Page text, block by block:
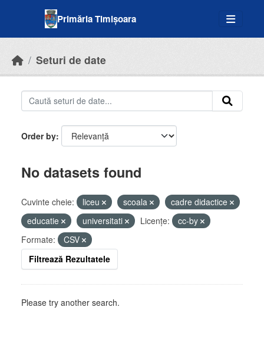
Primăria Timișoara
Seturi de date
Order by
No datasets found
Cuvinte cheie: liceu scoala
cadre didactice
educatie
universitati Licenţe:
cc-by
Formate:
CSV
Filtrează Rezultatele
Please try another search.